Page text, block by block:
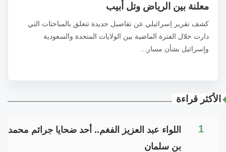
معلنة بين الرياض وتل أبيب
كشف تقرير إسرائيلي عن تفاصيل جديدة تتعلق بالمباحثات التي
دارت خلال الفترة الماضية بين الولايات المتحدة والسعودية
وإسرائيل بشأن مسار...
الأكثر قراءة
1
اللواء عبد العزيز الفغم.. أحد ضحايا جرائم محمد
بن سلمان